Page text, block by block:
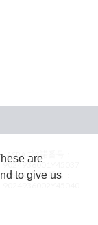
JASRAC許諾番号：
9024936001Y45037
JASRAC許諾番号：
are
to give us